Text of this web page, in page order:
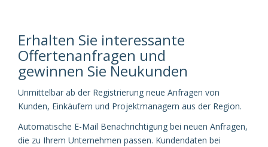
Erhalten Sie interessante
Offertenanfragen und
gewinnen Sie Neukunden
Unmittelbar ab der Registrierung neue Anfragen von
Kunden, Einkäufern und Projektmanagern aus der Region.
Automatische E-Mail Benachrichtigung bei neuen Anfragen,
die zu Ihrem Unternehmen passen. Kundendaten bei